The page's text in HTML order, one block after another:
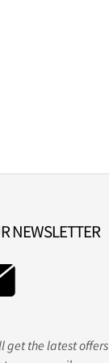
NEWSLETTER
get the latest offers